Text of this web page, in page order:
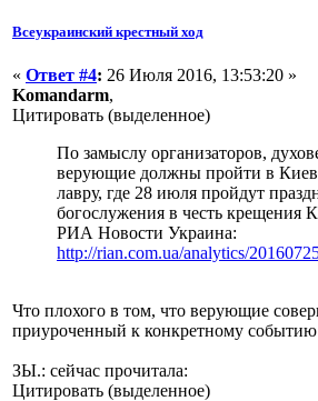
Всеукраинский крестный ход
« Ответ #4: 26 Июля 2016, 13:53:20 »
Komandarm,
Цитировать (выделенное)
По замыслу организаторов,
верующие должны пройти в
лавру, где 28 июля пройдут
богослужения в честь крещения
РИА Новости Украина:
http://rian.com.ua/analytics/
Что плохого в том, что верующие
приуроченный к конкретному
ЗЫ.: сейчас прочитала:
Цитировать (выделенное)